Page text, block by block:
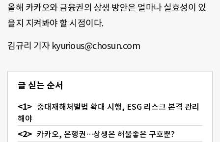
올해 카카오와 금융권의 상생 방안은 얼마나 실효성이 있
을지 지켜봐야 할 시점이다.
김규리 기자 kyurious@chosun.com
글 싣는 순서
중대재해처벌법 확대 시행, ESG 리스크 본격 관리
해야
카카오, 은행권…상생은 허울좋은 구호뿐?